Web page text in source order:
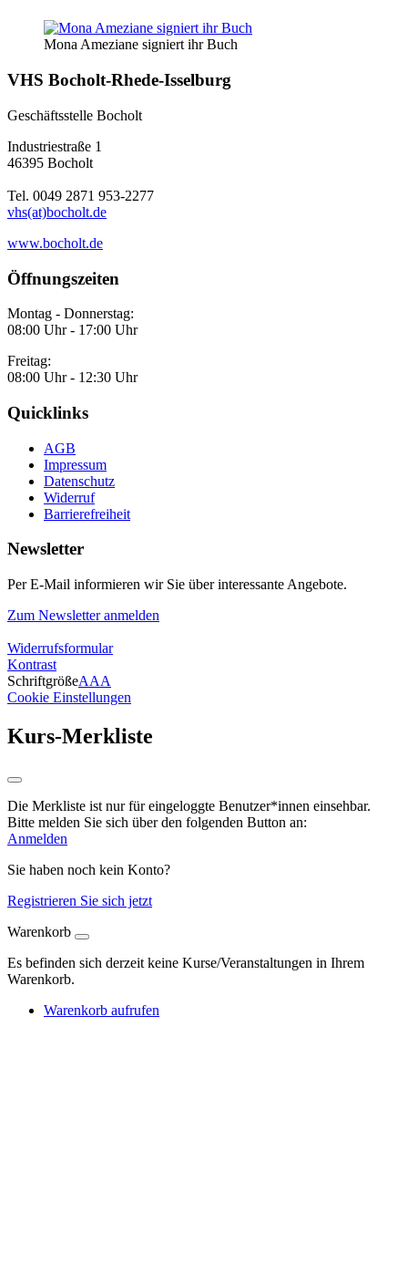
Mona Ameziane signiert ihr Buch
VHS Bocholt-Rhede-Isselburg
Geschäftsstelle Bocholt
Industriestraße 1
46395 Bocholt
Tel. 0049 2871 953-2277
vhs(at)bocholt.de
www.bocholt.de
Öffnungszeiten
Montag - Donnerstag:
08:00 Uhr - 17:00 Uhr
Freitag:
08:00 Uhr - 12:30 Uhr
Quicklinks
AGB
Impressum
Datenschutz
Widerruf
Barrierefreiheit
Newsletter
Per E-Mail informieren wir Sie über interessante Angebote.
Zum Newsletter anmelden
Widerrufsformular
Kontrast
SchriftgrößeAAA
Cookie Einstellungen
Kurs-Merkliste
Die Merkliste ist nur für eingeloggte Benutzer*innen einsehbar.
Bitte melden Sie sich über den folgenden Button an:
Anmelden
Sie haben noch kein Konto?
Registrieren Sie sich jetzt
Warenkorb
Es befinden sich derzeit keine Kurse/Veranstaltungen in Ihrem
Warenkorb.
Warenkorb aufrufen